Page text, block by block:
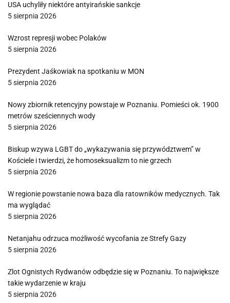
USA uchyliły niektóre antyirańskie sankcje
5 sierpnia 2026
Wzrost represji wobec Polaków
5 sierpnia 2026
Prezydent Jaśkowiak na spotkaniu w MON
5 sierpnia 2026
Nowy zbiornik retencyjny powstaje w Poznaniu. Pomieści ok. 1900
metrów sześciennych wody
5 sierpnia 2026
Biskup wzywa LGBT do „wykazywania się przywództwem” w
Kościele i twierdzi, że homoseksualizm to nie grzech
5 sierpnia 2026
W regionie powstanie nowa baza dla ratowników medycznych. Tak
ma wyglądać
5 sierpnia 2026
Netanjahu odrzuca możliwość wycofania ze Strefy Gazy
5 sierpnia 2026
Zlot Ognistych Rydwanów odbędzie się w Poznaniu. To największe
takie wydarzenie w kraju
5 sierpnia 2026